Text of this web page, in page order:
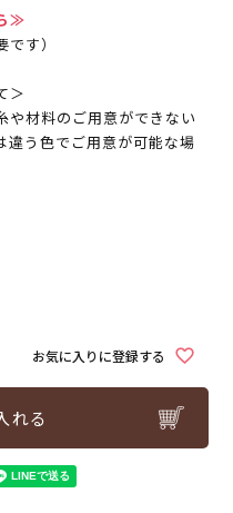
≫
す）
＞
や材料のご用意ができない
違う色でご用意が可能な場
お気に入りに登録する
れる